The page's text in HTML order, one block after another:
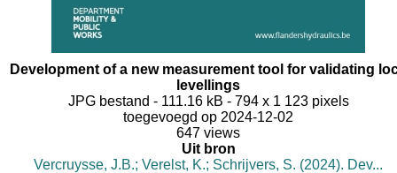
Development of a new measurement tool for validating
levellings
JPG bestand - 111.16 kB - 794 x 1 123 pixels
toegevoegd op 2024-12-02
647 views
Uit bron
Vercruysse, J.B.; Verelst, K.; Schrijvers, S. (2024). Dev...